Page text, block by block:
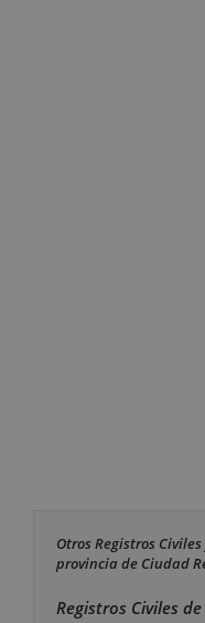
Otros Registros
provincia de Ciudad
Registros Civiles